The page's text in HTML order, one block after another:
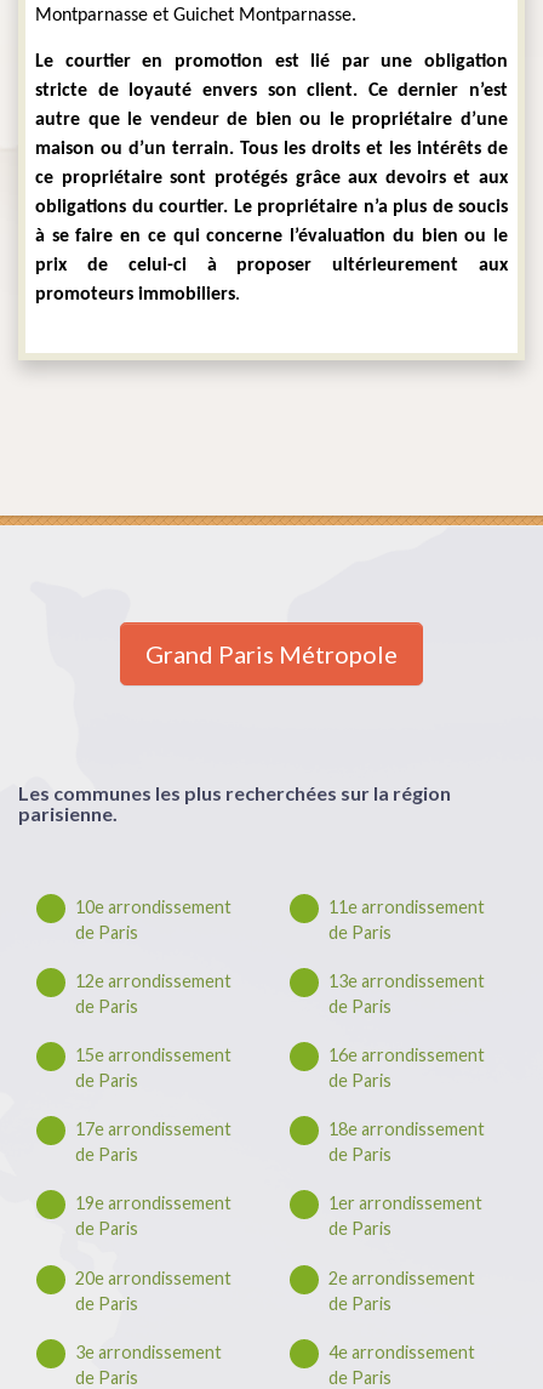
Montparnasse et Guichet Montparnasse.
Le courtier en promotion est lié par une obligation
stricte de loyauté envers son client. Ce dernier n’est
autre que le vendeur de bien ou le propriétaire d’une
maison ou d’un terrain. Tous les droits et les intérêts de
ce propriétaire sont protégés grâce aux devoirs et aux
obligations du courtier. Le propriétaire n’a plus de soucis
à se faire en ce qui concerne l’évaluation du bien ou le
prix de celui-ci à proposer ultérieurement aux
promoteurs immobiliers.
Grand Paris Métropole
Les communes les plus recherchées sur la région
parisienne.
10e arrondissement
de Paris
11e arrondissement
de Paris
12e arrondissement
de Paris
13e arrondissement
de Paris
15e arrondissement
de Paris
16e arrondissement
de Paris
17e arrondissement
de Paris
18e arrondissement
de Paris
19e arrondissement
de Paris
1er arrondissement
de Paris
20e arrondissement
de Paris
2e arrondissement
de Paris
3e arrondissement
de Paris
4e arrondissement
de Paris